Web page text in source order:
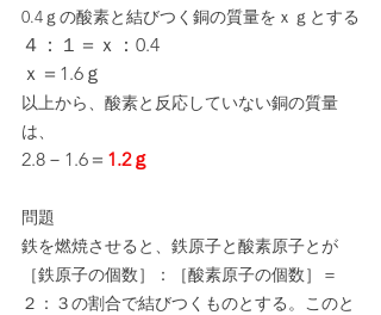
0.4ｇの酸素と結びつく銅の質量をｘｇとする
４：１＝ｘ：0.4
ｘ＝1.6ｇ
以上から、酸素と反応していない銅の質量
は、
2.8－1.6＝ 1.2ｇ
問題
鉄を燃焼させると、鉄原子と酸素原子とが
［鉄原子の個数］：［酸素原子の個数］＝
２：３の割合で結びつくものとする。このと